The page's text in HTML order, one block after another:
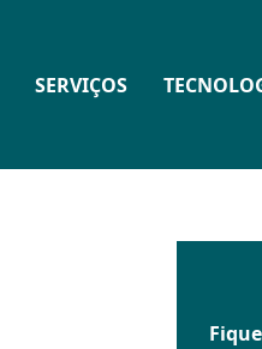
SERVIÇOS